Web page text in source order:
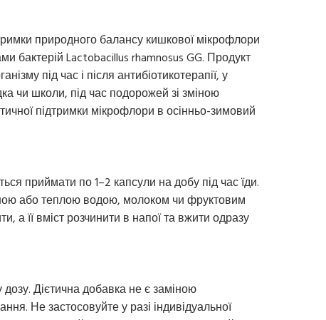
природного балансу кишкової мікрофлори
бактерій Lactobacillus rhamnosus GG. Продукт
під час і після антибіотикотерапії, у
чи школи, під час подорожей зі зміною
підтримки мікрофлори в осінньо-зимовий
приймати по 1–2 капсули на добу під час їди.
або теплою водою, молоком чи фруктовим
а її вміст розчинити в напої та вжити одразу
Дієтична добавка не є заміною
Не застосовуйте у разі індивідуальної